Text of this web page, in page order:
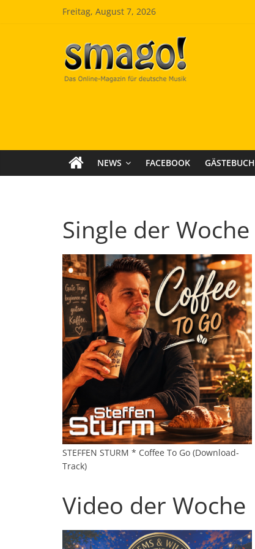
Freitag, August 7, 2026
Smago
SchlagerMAGazinOnline
NEWS FACEBOOK GÄSTEBUCH
Single der Woche
STEFFEN STURM * Coffee To Go (Download-
Track)
Video der Woche